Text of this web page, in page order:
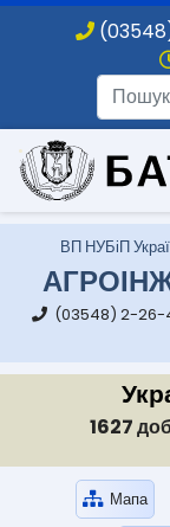
.
ВП НУБіП
(03548) 2-26-
1627
Мапа